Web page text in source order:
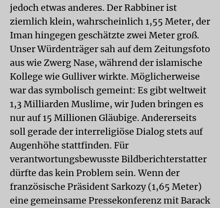
jedoch etwas anderes. Der Rabbiner ist
ziemlich klein, wahrscheinlich 1,55 Meter, der
Iman hingegen geschätzte zwei Meter groß.
Unser Würdenträger sah auf dem Zeitungsfoto
aus wie Zwerg Nase, während der islamische
Kollege wie Gulliver wirkte. Möglicherweise
war das symbolisch gemeint: Es gibt weltweit
1,3 Milliarden Muslime, wir Juden bringen es
nur auf 15 Millionen Gläubige. Andererseits
soll gerade der interreligiöse Dialog stets auf
Augenhöhe stattfinden. Für
verantwortungsbewusste Bildberichterstatter
dürfte das kein Problem sein. Wenn der
französische Präsident Sarkozy (1,65 Meter)
eine gemeinsame Pressekonferenz mit Barack